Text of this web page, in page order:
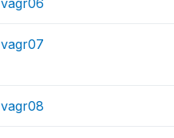
vagr06
vagr07
vagr08